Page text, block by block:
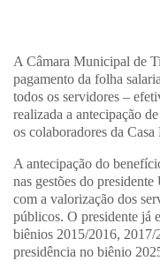
A Câmara Municipal de
pagamento da folha
todos os servidores –
realizada a antecipação
os colaboradores da
A antecipação do
nas gestões do
com a valorização dos
públicos. O presidente já
biênios 2015/2016, 2017/
presidência no biênio